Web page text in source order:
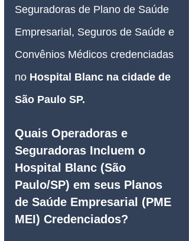
Seguradoras de Plano de Saúde
Empresarial, Seguros de Saúde e
Convênios Médicos credenciadas
no Hospital Blanc na cidade de
São Paulo SP.
Quais Operadoras e
Seguradoras Incluem o
Hospital Blanc (São
Paulo/SP) em seus Planos
de Saúde Empresarial (PME
MEI) Credenciados?